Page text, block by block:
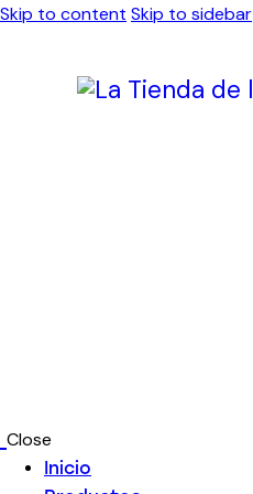
Skip to content Skip to sidebar
Close
Inicio